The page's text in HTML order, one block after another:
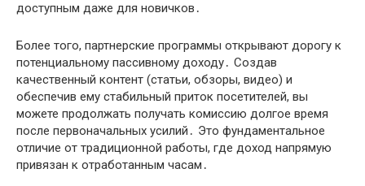
доступным даже для новичков․
Более того, партнерские программы открывают дорогу к
потенциальному пассивному доходу․ Создав
качественный контент (статьи, обзоры, видео) и
обеспечив ему стабильный приток посетителей, вы
можете продолжать получать комиссию долгое время
после первоначальных усилий․ Это фундаментальное
отличие от традиционной работы, где доход напрямую
привязан к отработанным часам․